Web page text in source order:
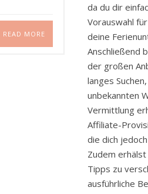
READ MORE
da du dir
Vorauswahl
deine
Anschließend
der großen
langes
unbekannten
Vermittlung
Affiliate-
die dich
Zudem
Tipps zu
ausführliche